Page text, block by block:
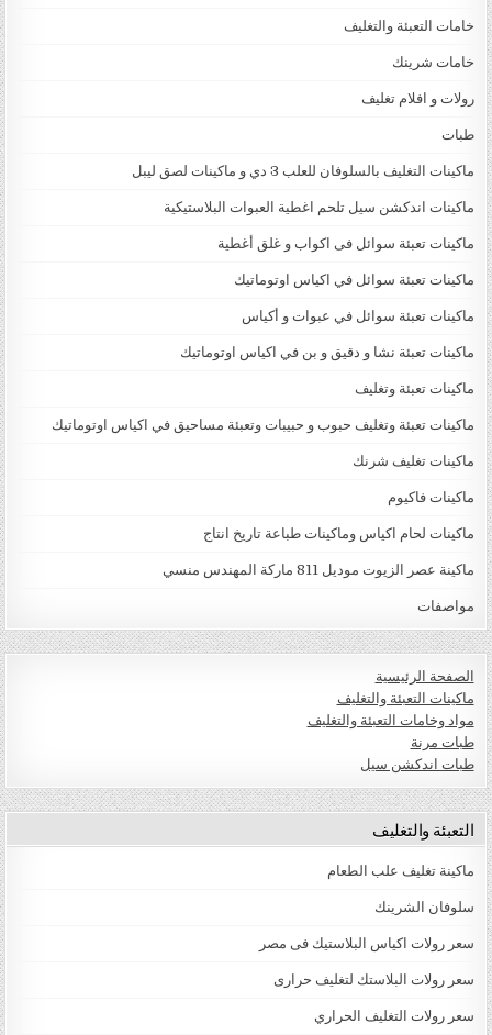
خامات التعبئة والتغليف
خامات شرينك
رولات و افلام تغليف
طبات
ماكينات التغليف بالسلوفان للعلب 3 دي و ماكينات لصق ليبل
ماكينات اندكشن سيل تلحم اغطية العبوات البلاستيكية
ماكينات تعبئة سوائل فى اكواب و غلق أغطية
ماكينات تعبئة سوائل في اكياس اوتوماتيك
ماكينات تعبئة سوائل في عبوات و أكياس
ماكينات تعبئة نشا و دقيق و بن في اكياس اوتوماتيك
ماكينات تعبئة وتغليف
ماكينات تعبئة وتغليف حبوب و حبيبات وتعبئة مساحيق في اكياس اوتوماتيك
ماكينات تغليف شرنك
ماكينات فاكيوم
ماكينات لحام اكياس وماكينات طباعة تاريخ انتاج
ماكينة عصر الزيوت موديل 811 ماركة المهندس منسي
مواصفات
الصفحة الرئيسية
ماكينات التعبئة والتغليف
مواد وخامات التعبئة والتغليف
طبات مرنة
طبات اندكشن سيل
التعبئة والتغليف
ماكينة تغليف علب الطعام
سلوفان الشرينك
سعر رولات اكياس البلاستيك فى مصر
سعر رولات البلاستك لتغليف حرارى
سعر رولات التغليف الحراري